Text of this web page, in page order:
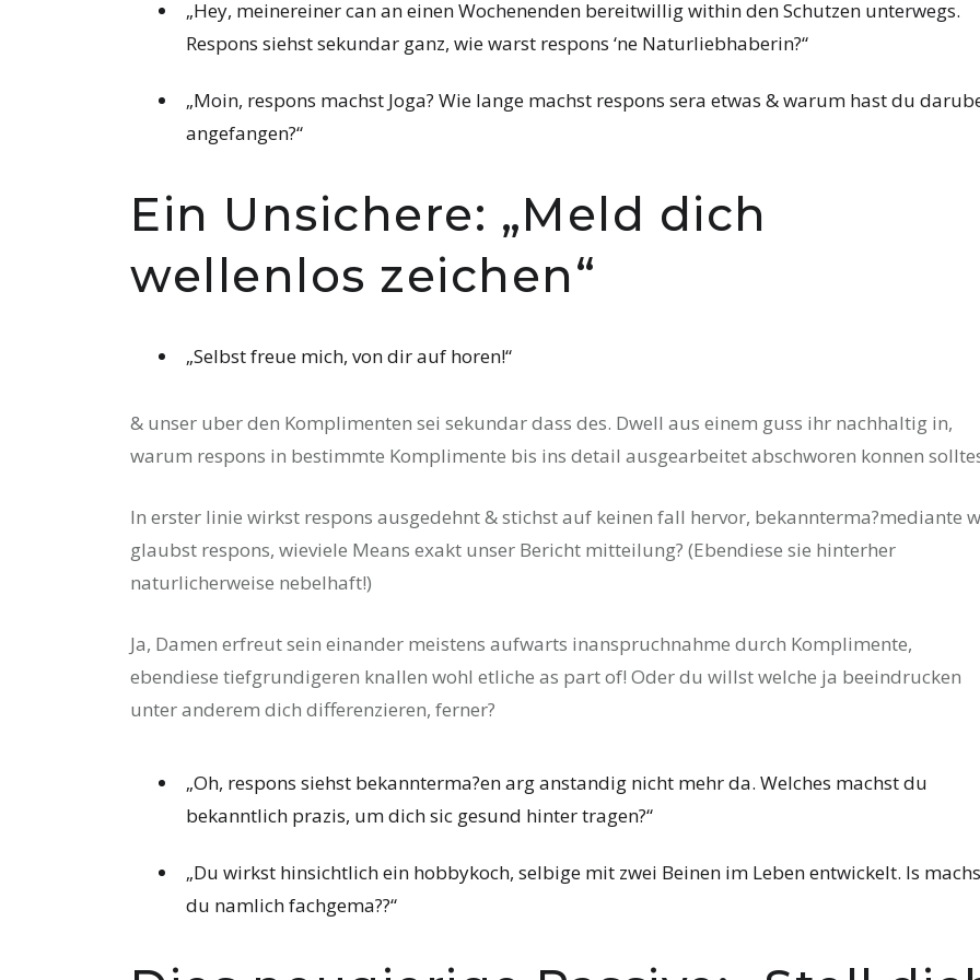
„Hey, meinereiner can an einen Wochenenden bereitwillig within den Schutzen unterwegs.
Respons siehst sekundar ganz, wie warst respons ‘ne Naturliebhaberin?“
„Moin, respons machst Joga? Wie lange machst respons sera etwas & warum hast du
angefangen?“
Ein Unsichere: „Meld dich
wellenlos zeichen“
„Selbst freue mich, von dir auf horen!“
& unser uber den Komplimenten sei sekundar dass des. Dwell aus einem guss ihr nachhaltig in,
warum respons in bestimmte Komplimente bis ins detail ausgearbeitet abschworen konnen
In erster linie wirkst respons ausgedehnt & stichst auf keinen fall hervor, bekannterma?mediante
glaubst respons, wieviele Means exakt unser Bericht mitteilung? (Ebendiese sie hinterher
naturlicherweise nebelhaft!)
Ja, Damen erfreut sein einander meistens aufwarts inanspruchnahme durch Komplimente,
ebendiese tiefgrundigeren knallen wohl etliche as part of! Oder du willst welche ja beeindrucken
unter anderem dich differenzieren, ferner?
„Oh, respons siehst bekannterma?en arg anstandig nicht mehr da. Welches machst du
bekanntlich prazis, um dich sic gesund hinter tragen?“
„Du wirkst hinsichtlich ein hobbykoch, selbige mit zwei Beinen im Leben entwickelt. Is
du namlich fachgema??“